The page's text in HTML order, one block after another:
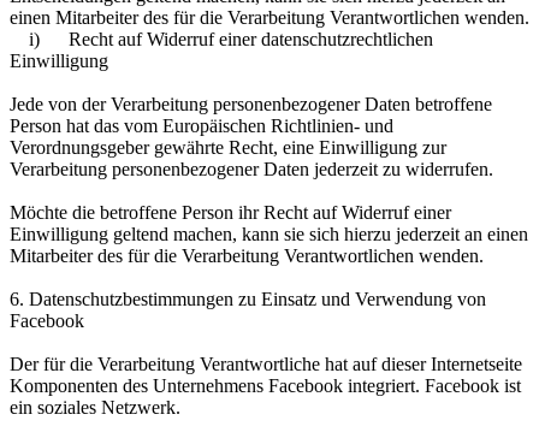
einen Mitarbeiter des für die Verarbeitung Verantwortlichen wenden.
i) Recht auf Widerruf einer datenschutzrechtlichen
Einwilligung
Jede von der Verarbeitung personenbezogener Daten betroffene
Person hat das vom Europäischen Richtlinien- und
Verordnungsgeber gewährte Recht, eine Einwilligung zur
Verarbeitung personenbezogener Daten jederzeit zu widerrufen.
Möchte die betroffene Person ihr Recht auf Widerruf einer
Einwilligung geltend machen, kann sie sich hierzu jederzeit an einen
Mitarbeiter des für die Verarbeitung Verantwortlichen wenden.
6. Datenschutzbestimmungen zu Einsatz und Verwendung von
Facebook
Der für die Verarbeitung Verantwortliche hat auf dieser Internetseite
Komponenten des Unternehmens Facebook integriert. Facebook ist
ein soziales Netzwerk.